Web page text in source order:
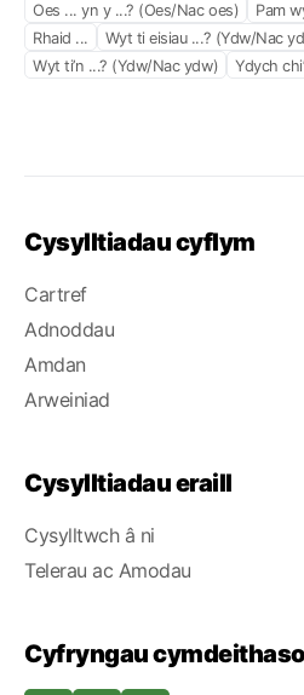
Oes ... yn y ...? (Oes/Nac oes)
Pam
Rhaid ...
Wyt ti eisiau ...? (Ydw/Nac
Wyt ti’n ...? (Ydw/Nac ydw)
Ydych
Cysylltiadau cyflym
Cartref
Adnoddau
Amdan
Arweiniad
Cysylltiadau eraill
Cysylltwch â ni
Telerau ac Amodau
Cyfryngau